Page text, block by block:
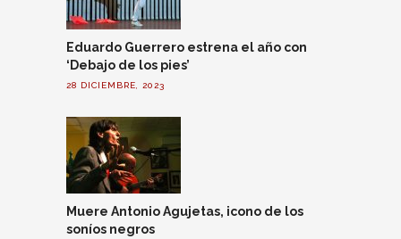
Eduardo Guerrero estrena el año con
‘Debajo de los pies’
28 DICIEMBRE, 2023
Muere Antonio Agujetas, icono de los
soníos negros